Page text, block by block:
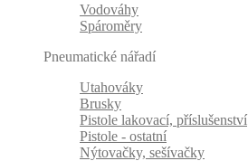
Vodováhy
Spároměry
Pneumatické nářadí
Utahováky
Brusky
Pistole lakovací, příslušenství
Pistole - ostatní
Nýtovačky, sešívačky